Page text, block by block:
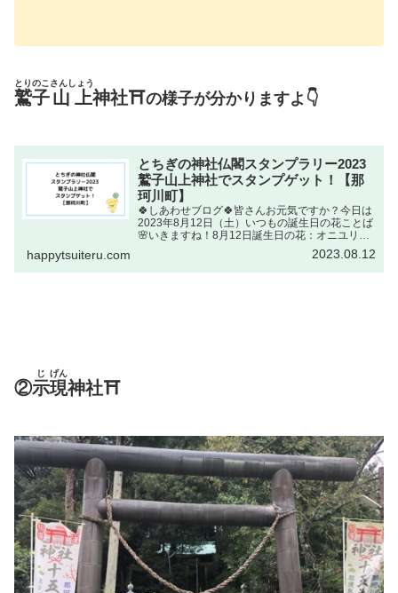
鷲子
とりのこ
山上
さんしょう
神社⛩の様子が分かりますよ👇
とちぎの神社仏閣スタンプラリー2023
鷲子山上神社でスタンプゲット！【那
珂川町】
🍀しあわせブログ🍀皆さんお元気ですか？今日は
2023年8月12日（土）いつもの誕生日の花ことば
🌸いきますね！8月12日誕生日の花：オニユリ
（鬼百合・ユリ科）花ことば：荘厳そうごん出典
元：NHKラジオ深夜便 誕生日の花荘厳そうごん
からは・・・...
happytsuiteru.com 2023.08.12
②示
じ
現
げん
神社⛩